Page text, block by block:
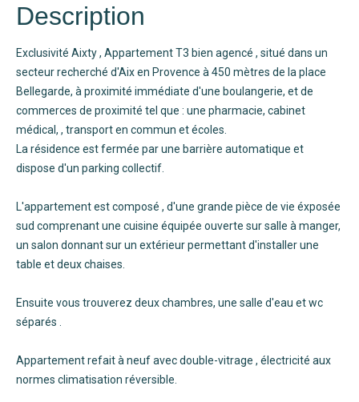
Description
Exclusivité Aixty , Appartement T3 bien agencé , situé dans un
secteur recherché d'Aix en Provence à 450 mètres de la place
Bellegarde, à proximité immédiate d'une boulangerie, et de
commerces de proximité tel que : une pharmacie, cabinet
médical, , transport en commun et écoles.
La résidence est fermée par une barrière automatique et
dispose d'un parking collectif.
L'appartement est composé , d'une grande pièce de vie éxposée
sud comprenant une cuisine équipée ouverte sur salle à manger,
un salon donnant sur un extérieur permettant d'installer une
table et deux chaises.
Ensuite vous trouverez deux chambres, une salle d'eau et wc
séparés .
Appartement refait à neuf avec double-vitrage , électricité aux
normes climatisation réversible.